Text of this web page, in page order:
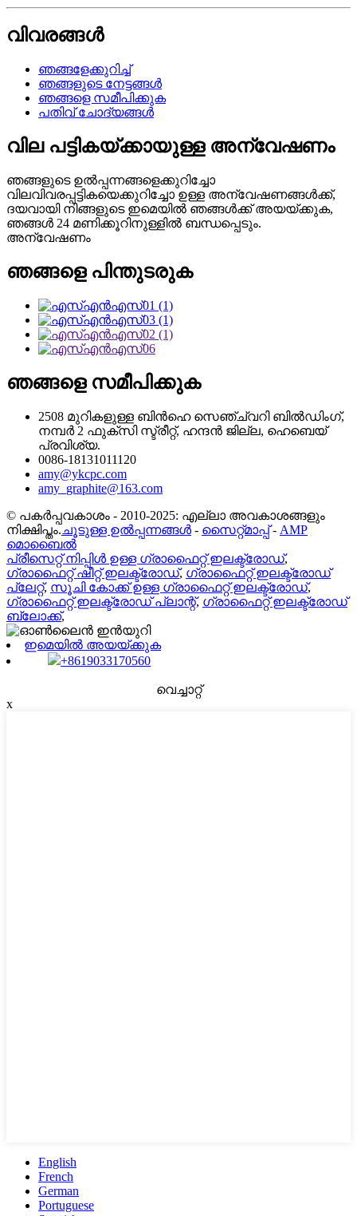
വിവരങ്ങൾ
ഞങ്ങളേക്കുറിച്ച്
ഞങ്ങളുടെ നേട്ടങ്ങൾ
ഞങ്ങളെ സമീപിക്കുക
പതിവ് ചോദ്യങ്ങൾ
വില പട്ടികയ്‌ക്കായുള്ള അന്വേഷണം
ഞങ്ങളുടെ ഉൽപ്പന്നങ്ങളെക്കുറിച്ചോ
വിലവിവരപ്പട്ടികയെക്കുറിച്ചോ ഉള്ള അന്വേഷണങ്ങൾക്ക്,
ദയവായി നിങ്ങളുടെ ഇമെയിൽ ഞങ്ങൾക്ക് അയയ്ക്കുക,
ഞങ്ങൾ 24 മണിക്കൂറിനുള്ളിൽ ബന്ധപ്പെടും.
അന്വേഷണം
ഞങ്ങളെ പിന്തുടരുക
ഞങ്ങളെ സമീപിക്കുക
2508 മുറികളുള്ള ബിൻഹെ സെഞ്ച്വറി ബിൽഡിംഗ്,
നമ്പർ 2 ഫുക്സി സ്ട്രീറ്റ്, ഹന്ദൻ ജില്ല, ഹെബെയ്
പ്രവിശ്യ.
0086-18131011120
amy@ykcpc.com
amy_graphite@163.com
© പകർപ്പവകാശം - 2010-2025: എല്ലാ അവകാശങ്ങളും
നിക്ഷിപ്തം. ചൂടുള്ള ഉൽപ്പന്നങ്ങൾ - സൈറ്റ്മാപ്പ്- AMP
മൊബൈൽ
പ്രീസെറ്റ് നിപ്പിൾ ഉള്ള ഗ്രാഫൈറ്റ് ഇലക്ട്രോഡ്,
ഗ്രാഫൈറ്റ് ഷീറ്റ് ഇലക്ട്രോഡ്, ഗ്രാഫൈറ്റ് ഇലക്ട്രോഡ്
പ്ലേറ്റ്, സൂചി കോക്ക് ഉള്ള ഗ്രാഫൈറ്റ് ഇലക്ട്രോഡ്,
ഗ്രാഫൈറ്റ് ഇലക്ട്രോഡ് പ്ലാന്റ്, ഗ്രാഫൈറ്റ് ഇലക്ട്രോഡ്
ബ്ലോക്ക്,
ഇമെയിൽ അയയ്ക്കുക
+8619033170560
വെച്ചാറ്റ്
x
English
French
German
Portuguese